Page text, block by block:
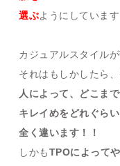
選ぶようにしています
カジュアルスタイル
それはもしかしたら、
人によって、どこま
キレイめをどれぐら
全く違います！！
しかもTPOによって